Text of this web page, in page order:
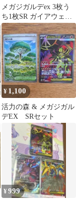
メガジガルデex 3枚う
ち1枚SR ガイアウェー
ブ ムニキスゼロ
¥ 1,100
活力の森 & メガジガル
デEX SRセット
¥999